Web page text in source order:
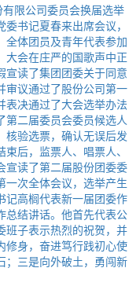
限公司委员会换届选举
书记夏春来出席会议，
全体团员及青年代表参加
大会在庄严的国歌声中正
宣读了集团团委关于同意
审议通过了股份公司第一
表决通过了大会选举办法
第二届委员会委员候选人
核验选票，确认无误后发
后，监票人、唱票人、
宣读了第二届股份团委委
一次全体会议，选举产生
记高榈代表新一届团委作
总结讲话。他首先代表公
班子表示热烈的祝贺，并
修身，奋进笃行践初心使
；三是向外破土，勇闯新